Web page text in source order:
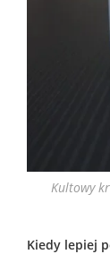
Kultowy
Kiedy lepiej